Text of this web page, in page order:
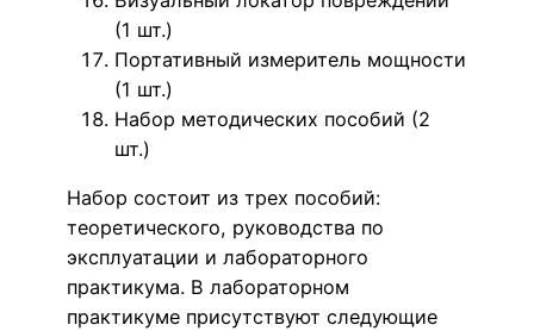
(1 шт.)
Портативный измеритель мощности
(1 шт.)
Набор методических пособий (2
шт.)
Набор состоит из трех пособий:
теоретического, руководства по
эксплуатации и лабораторного
практикума. В лабораторном
практикуме присутствуют следующие